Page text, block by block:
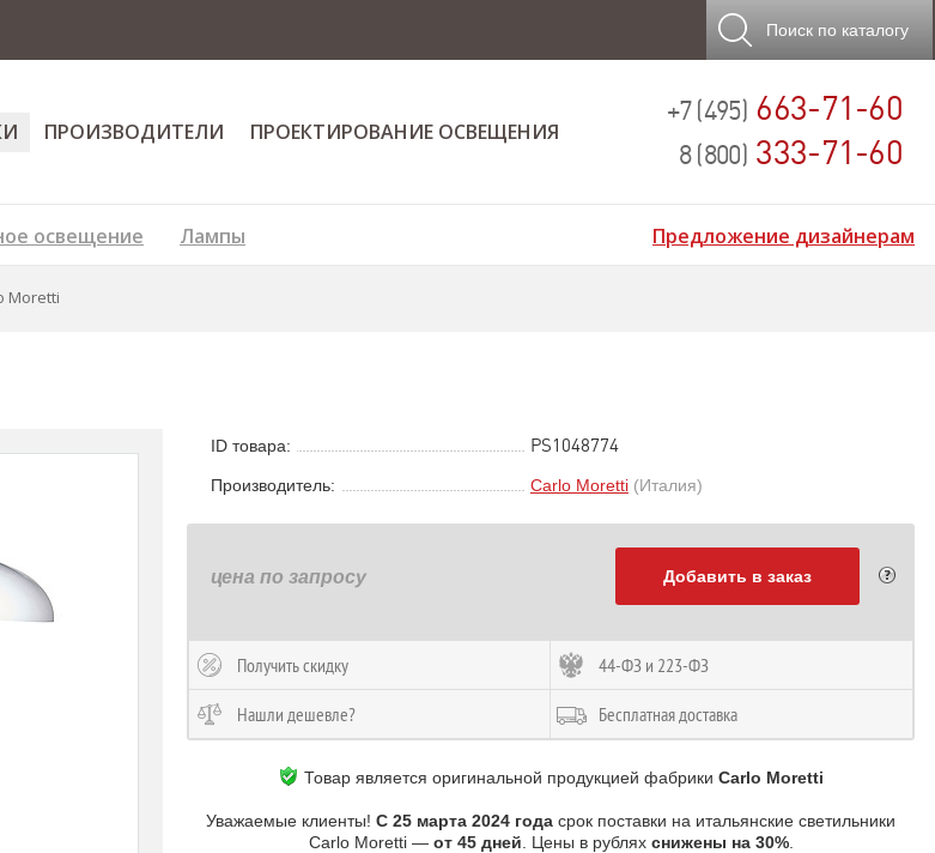
Поиск по каталогу
+7 (495) 663-71-60
8 (800) 333-71-60
ПРОИЗВОДИТЕЛИ ПРОЕКТИРОВАНИЕ ОСВЕЩЕНИЯ
освещение Лампы Предложение дизайнерам
Moretti
ID товара: PS1048774
Производитель: Carlo Moretti (Италия)
цена по запросу Добавить в заказ
Получить скидку 44-ФЗ и 223-ФЗ
Нашли дешевле? Бесплатная доставка
Товар является оригинальной продукцией фабрики Carlo Moretti
Уважаемые клиенты! С 25 марта 2024 года срок поставки на итальянские светильники
Carlo Moretti — от 45 дней . Цены в рублях снижены на 30%.